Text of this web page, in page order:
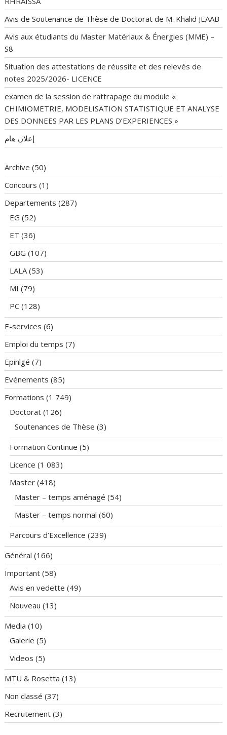
Avis de Soutenance de Thèse de Doctorat de M. Khalid JEAAB
Avis aux étudiants du Master Matériaux & Énergies (MME) –
S8
Situation des attestations de réussite et des relevés de
notes 2025/2026- LICENCE
examen de la session de rattrapage du module «
CHIMIOMETRIE, MODELISATION STATISTIQUE ET ANALYSE
DES DONNEES PAR LES PLANS D’EXPERIENCES »
إعلان هام
Archive (50)
Concours (1)
Departements (287)
EG (52)
ET (36)
GBG (107)
LALA(53)
MI (79)
PC (128)
E-services (6)
Emploi du temps (7)
Epinlgé (7)
Evénements (85)
Formations (1 749)
Doctorat (126)
Soutenances de Thèse (3)
Formation Continue (5)
Licence (1 083)
Master (418)
Master – temps aménagé (54)
Master – temps normal (60)
Parcours d’Excellence (239)
Général (166)
Important (58)
Avis en vedette (49)
Nouveau (13)
Media (10)
Galerie (5)
Videos (5)
MTU & Rosetta (13)
Non classé (37)
Recrutement (3)